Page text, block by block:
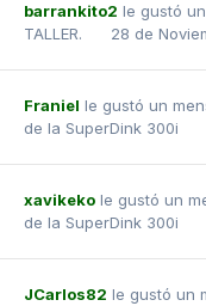
barrankito2 le gustó
TALLER.
28 de
Franiel le gustó un
de la SuperDink 300i
xavikeko le gustó un
de la SuperDink 300i
JCarlos82 le gustó un